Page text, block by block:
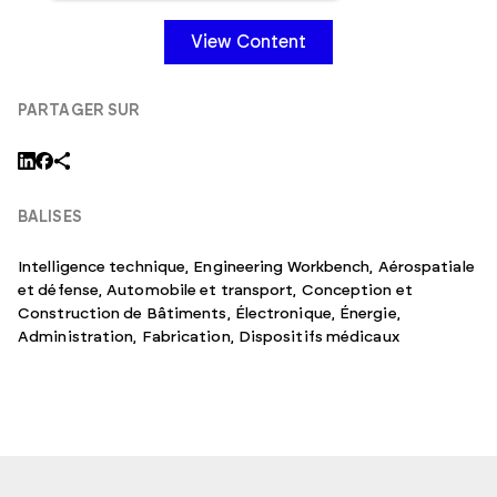
PARTAGER SUR
BALISES
Intelligence technique, Engineering Workbench, Aérospatiale
et défense, Automobile et transport, Conception et
Construction de Bâtiments, Électronique, Énergie,
Administration, Fabrication, Dispositifs médicaux
industrie aérospatiale et défense
pour accéder à la fois aux normes
rationalisé nos processus et réduit le
à la gestion des documents. »
– Responsable des normes techniques,
aérospatiale, recherche scientifique,